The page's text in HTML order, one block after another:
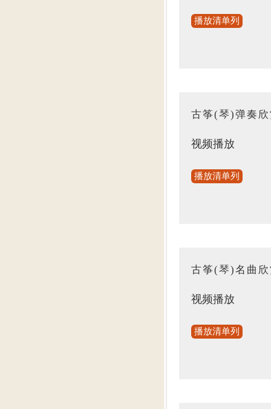
播放清单列
古筝(琴)弹奏
视频播放
播放清单列
古筝(琴)名曲
视频播放
播放清单列